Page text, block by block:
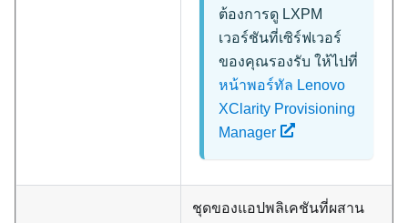
ต้องการดู LXPM
เวอร์ชันที่เซิร์ฟเวอร์
ของคุณรองรับ ให้ไปที่
หน้าพอร์ทัล Lenovo
XClarity Provisioning
Manager
ชุดของแอปพลิเคชันที่ผสาน